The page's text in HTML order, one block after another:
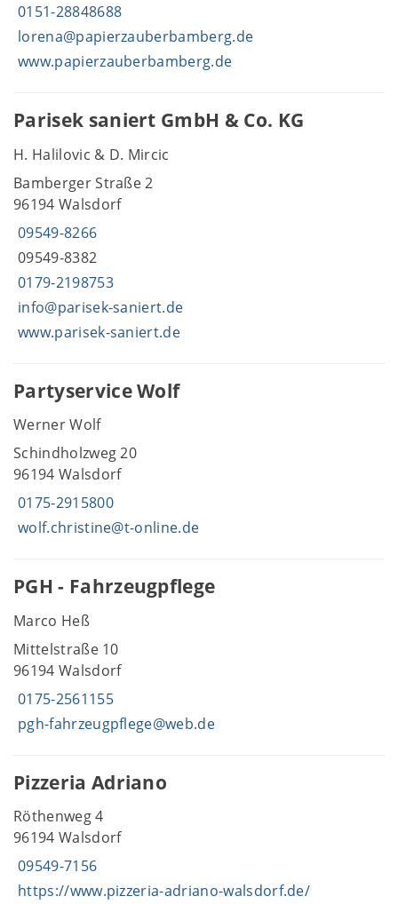
0151-28848688
lorena@papierzauberbamberg.de
www.papierzauberbamberg.de
Parisek saniert GmbH & Co. KG
H. Halilovic & D. Mircic
Bamberger Straße 2
96194 Walsdorf
09549-8266
09549-8382
0179-2198753
info@parisek-saniert.de
www.parisek-saniert.de
Partyservice Wolf
Werner Wolf
Schindholzweg 20
96194 Walsdorf
0175-2915800
wolf.christine@t-online.de
PGH - Fahrzeugpflege
Marco Heß
Mittelstraße 10
96194 Walsdorf
0175-2561155
pgh-fahrzeugpflege@web.de
Pizzeria Adriano
Röthenweg 4
96194 Walsdorf
09549-7156
https://www.pizzeria-adriano-walsdorf.de/